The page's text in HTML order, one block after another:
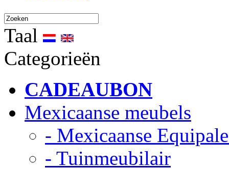
Taal
Categorieën
CADEAUBON
Mexicaanse meubels
- Mexicaanse
- Tuinmeubilair